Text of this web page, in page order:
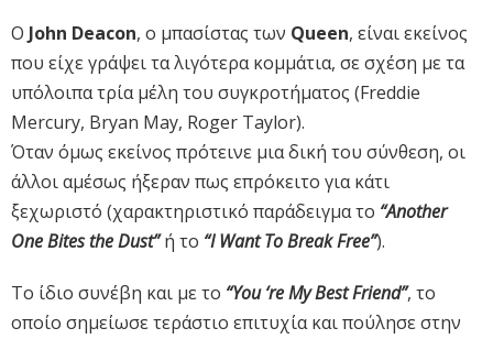
Ο John Deacon, o μπασίστας των Queen, είναι εκείνος
που είχε γράψει τα λιγότερα κομμάτια, σε σχέση με τα
υπόλοιπα τρία μέλη του συγκροτήματος (Freddie
Mercury, Bryan May, Roger Taylor).
Όταν όμως εκείνος πρότεινε μια δική του σύνθεση, οι
άλλοι αμέσως ήξεραν πως επρόκειτο για κάτι
ξεχωριστό (χαρακτηριστικό παράδειγμα το “Another
One Bites the Dust”ή το “I Want To Break Free”).
Το ίδιο συνέβη και με το “You ‘re My Best Friend”, το
οποίο σημείωσε τεράστιο επιτυχία και πούλησε στην